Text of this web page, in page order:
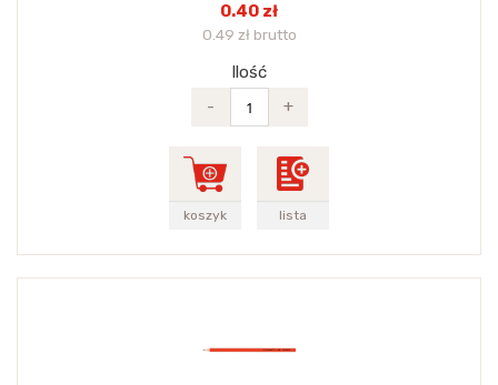
0.40 zł
0.49 zł brutto
Ilość
-
+
koszyk lista